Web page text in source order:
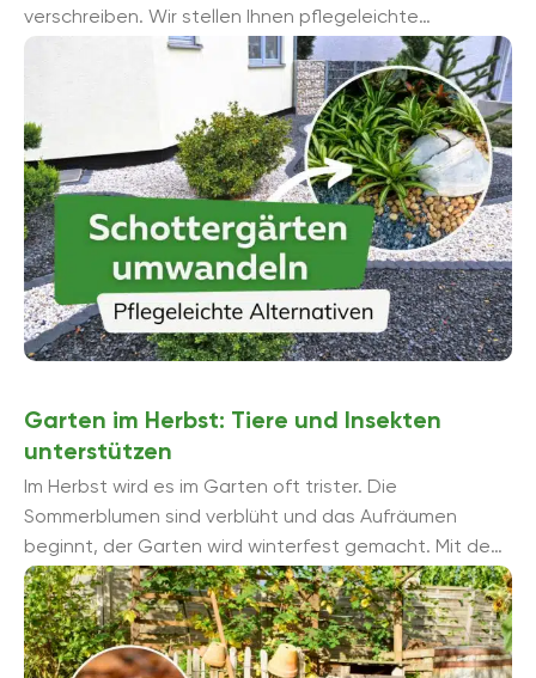
verschreiben. Wir stellen Ihnen pflegeleichte
Alternativen vor, mit denen Sie die Steinfläche
abmildern und lebendig gestalten ...
Garten im Herbst: Tiere und Insekten
unterstützen
Im Herbst wird es im Garten oft trister. Die
Sommerblumen sind verblüht und das Aufräumen
beginnt, der Garten wird winterfest gemacht. Mit dem
richtigen Vorgehen, werden Tiere und ...